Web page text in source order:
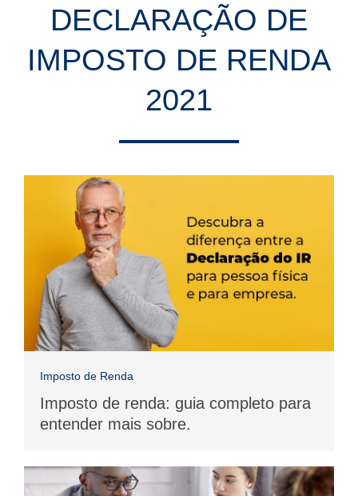
DECLARAÇÃO DE
IMPOSTO DE RENDA
2021
Imposto de Renda
Imposto de renda: guia completo para
entender mais sobre.